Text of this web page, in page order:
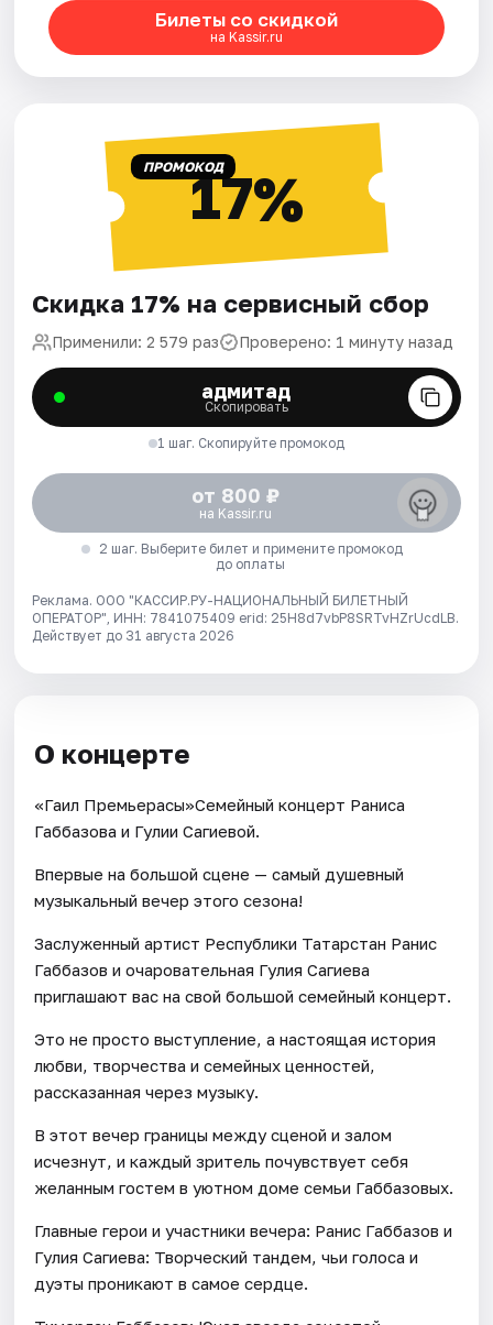
Билеты со скидкой
на Kassir.ru
ПРОМОКОД17%
Скидка 17% на сервисный сбор
Применили: 2 579 раз Проверено: 1 минуту назад
адмитад
Скопировать
1 шаг. Скопируйте промокод
от 800 ₽
на Kassir.ru
2 шаг. Выберите билет и примените промокод
до оплаты
Реклама. ООО "КАССИР.РУ-НАЦИОНАЛЬНЫЙ БИЛЕТНЫЙ
ОПЕРАТОР", ИНН: 7841075409 erid: 25H8d7vbP8SRTvHZrUcdLB.
Действует до 31 августа 2026
О концерте
«Гаилә Премьерасы»Семейный концерт Раниса
Габбазова и Гулии Сагиевой.
Впервые на большой сцене — самый душевный
музыкальный вечер этого сезона!
Заслуженный артист Республики Татарстан Ранис
Габбазов и очаровательная Гулия Сагиева
приглашают вас на свой большой семейный концерт.
Это не просто выступление, а настоящая история
любви, творчества и семейных ценностей,
рассказанная через музыку.
В этот вечер границы между сценой и залом
исчезнут, и каждый зритель почувствует себя
желанным гостем в уютном доме семьи Габбазовых.
Главные герои и участники вечера: Ранис Габбазов и
Гулия Сагиева: Творческий тандем, чьи голоса и
дуэты проникают в самое сердце.